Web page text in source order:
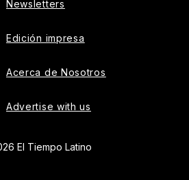
Newsletters
Edición impresa
Acerca de Nosotros
Advertise with us
El Tiempo Latino